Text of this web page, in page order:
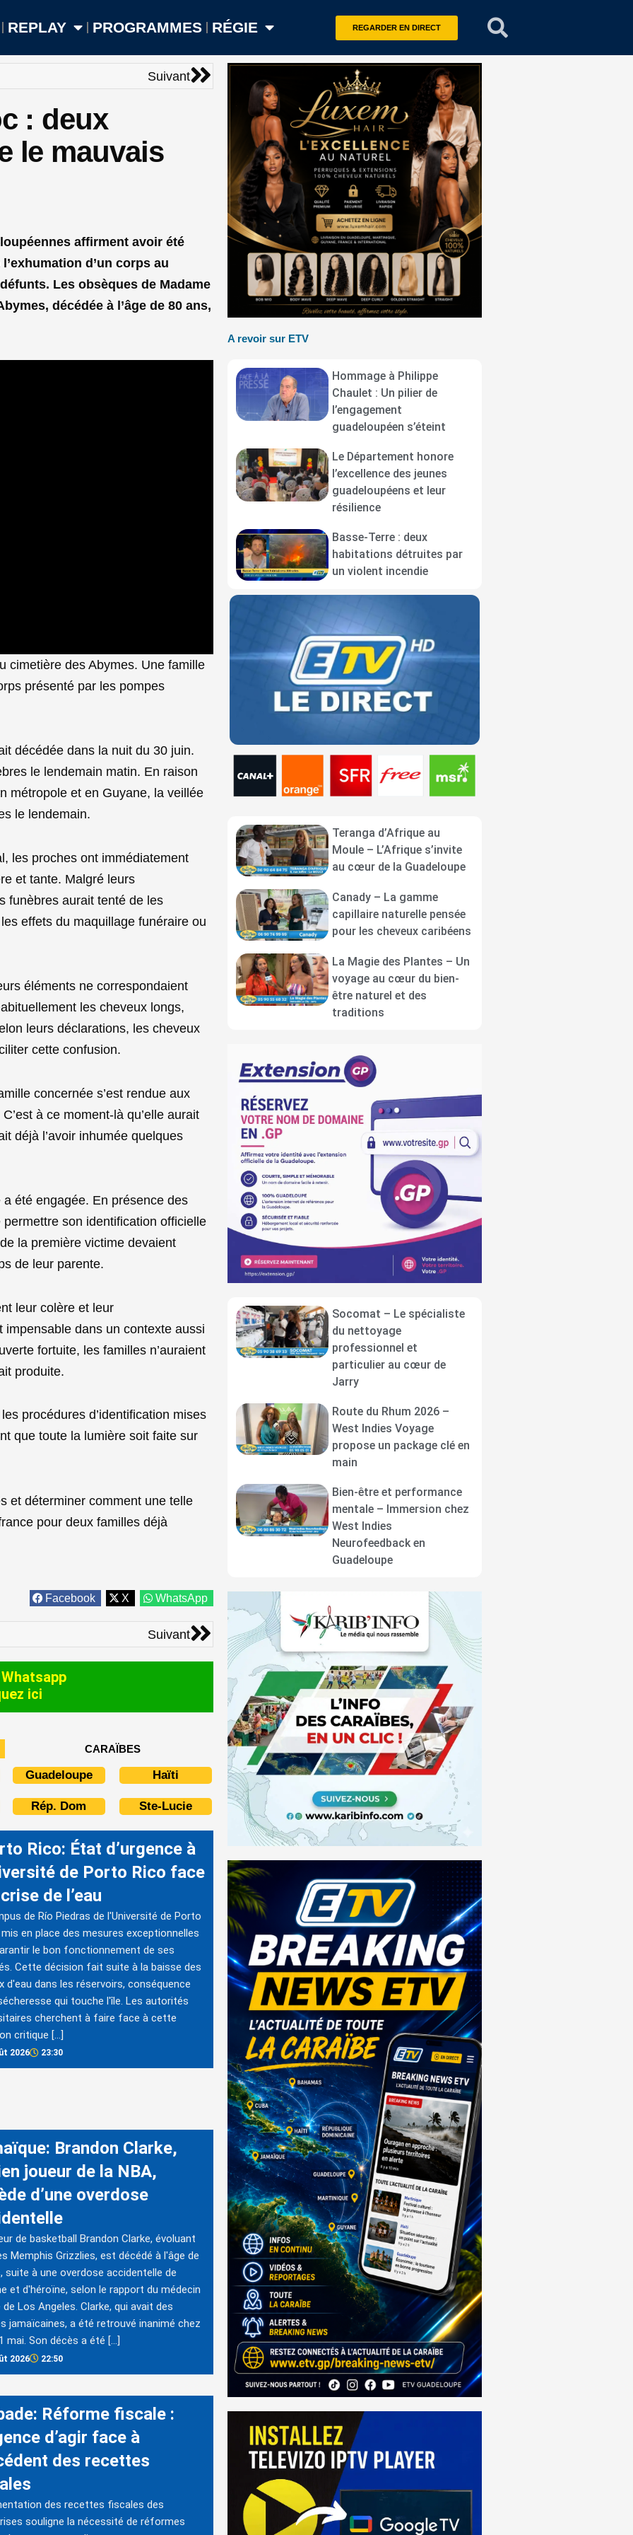
REPLAY PROGRAMMES RÉGIE REGARDER EN DIRECT
SuivantSuivant
: deux
le mauvais
affirment avoir été
d’un corps au
Les obsèques de Madame
décédée à l’âge de 80 ans,
cimetière des Abymes. Une famille
présenté par les pompes
décédée dans la nuit du 30 juin.
le lendemain matin. En raison
métropole et en Guyane, la veillée
le lendemain.
les proches ont immédiatement
et tante. Malgré leurs
funèbres aurait tenté de les
effets du maquillage funéraire ou
éléments ne correspondaient
les cheveux longs,
leurs déclarations, les cheveux
cette confusion.
concernée s’est rendue aux
à ce moment-là qu’elle aurait
déjà l’avoir inhumée quelques
été engagée. En présence des
son identification officielle
la première victime devaient
de leur parente.
leur colère et leur
impensable dans un contexte aussi
fortuite, les familles n’auraient
produite.
procédures d’identification mises
que toute la lumière soit faite sur
et déterminer comment une telle
pour deux familles déjà
Facebook X WhatsApp
SuivantSuivant
ici
CARAÏBES
Guadeloupe Haïti
Rép. Dom Ste-Lucie
Rico: État d’urgence à
de Porto Rico face
de l’eau
de Río Piedras de l'Université de Porto
en place des mesures exceptionnelles
le bon fonctionnement de ses
Cette décision fait suite à la baisse des
d'eau dans les réservoirs, conséquence
qui touche l'île. Les autorités
cherchent à faire face à cette
critique […]
2026 23:30
Brandon Clarke,
joueur de la NBA,
d’une overdose
de basketball Brandon Clarke, évoluant
Memphis Grizzlies, est décédé à l'âge de
suite à une overdose accidentelle de
et d'héroïne, selon le rapport du médecin
de Los Angeles. Clarke, qui avait des
jamaïcaines, a été retrouvé inanimé chez
mai. Son décès a été […]
2026 22:50
Réforme fiscale :
d’agir face à
des recettes
des recettes fiscales des
souligne la nécessité de réformes
A revoir sur ETV
Hommage à Philippe
Chaulet : Un pilier de
l’engagement
guadeloupéen s’éteint
Le Département honore
l’excellence des jeunes
guadeloupéens et leur
résilience
Basse-Terre : deux
habitations détruites par
un violent incendie
Teranga d’Afrique au
Moule – L’Afrique s’invite
au cœur de la Guadeloupe
Canady – La gamme
capillaire naturelle pensée
pour les cheveux caribéens
La Magie des Plantes – Un
voyage au cœur du bien-
être naturel et des
traditions
Socomat – Le spécialiste
du nettoyage
professionnel et
particulier au cœur de
Jarry
Route du Rhum 2026 –
West Indies Voyage
propose un package clé en
main
Bien-être et performance
mentale – Immersion chez
West Indies
Neurofeedback en
Guadeloupe